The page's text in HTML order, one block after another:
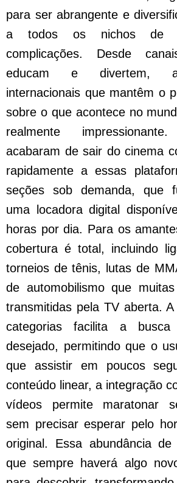
para ser abrangente e
a todos os nichos de
complicações. Desde
educam e divertem,
internacionais que mantêm o
sobre o que acontece no
realmente
acabaram de sair do cinema
rapidamente a essas
seções sob demanda, que
uma locadora digital
horas por dia. Para os
cobertura é total, incluindo
torneios de tênis, lutas de
de automobilismo que
transmitidas pela TV aberta.
categorias facilita a busca
desejado, permitindo que o
que assistir em poucos
conteúdo linear, a integração
vídeos permite maratonar
sem precisar esperar pelo
original. Essa abundância
que sempre haverá algo